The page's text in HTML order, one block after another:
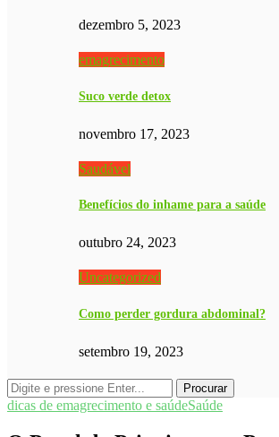
dezembro 5, 2023
emagrecimento
Suco verde detox
novembro 17, 2023
Saudável
Benefícios do inhame para a saúde
outubro 24, 2023
Uncategorized
Como perder gordura abdominal?
setembro 19, 2023
dicas de emagrecimento e saúdeSaúde